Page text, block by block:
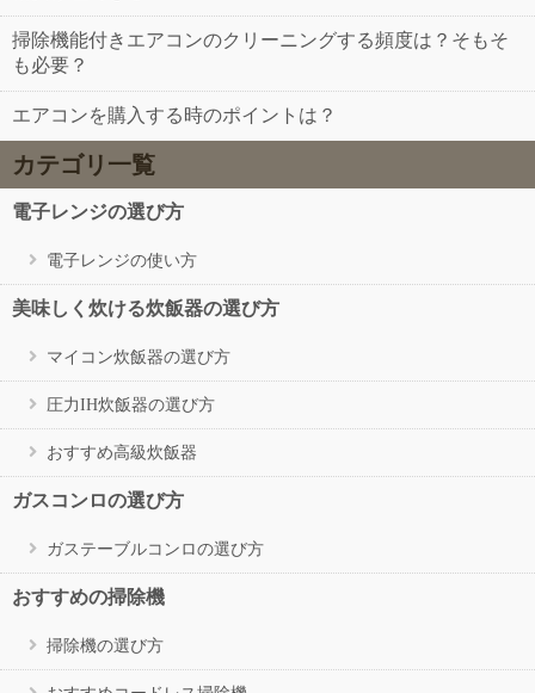
掃除機能付きエアコンのクリーニングする頻度は？そもそ
も必要？
エアコンを購入する時のポイントは？
カテゴリ一覧
電子レンジの選び方
電子レンジの使い方
美味しく炊ける炊飯器の選び方
マイコン炊飯器の選び方
圧力IH炊飯器の選び方
おすすめ高級炊飯器
ガスコンロの選び方
ガステーブルコンロの選び方
おすすめの掃除機
掃除機の選び方